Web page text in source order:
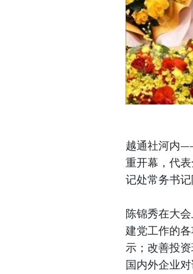
越通社河内
重开幕，代
记处常务书记
陈锦秀在大
建党工作的
示；改善投
国内外企业